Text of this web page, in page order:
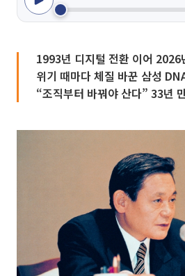
1993년 디지털 전환 이어 2026
위기 때마다 체질 바꾼 삼성
“조직부터 바꿔야 산다” 33년